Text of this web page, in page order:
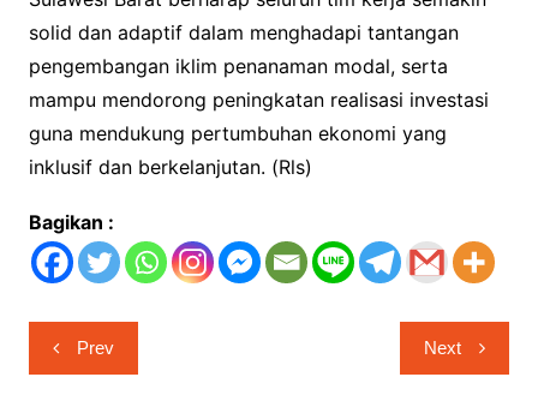
solid dan adaptif dalam menghadapi tantangan
pengembangan iklim penanaman modal, serta
mampu mendorong peningkatan realisasi investasi
guna mendukung pertumbuhan ekonomi yang
inklusif dan berkelanjutan. (Rls)
Bagikan :
Navigasi
pos
Prev Next